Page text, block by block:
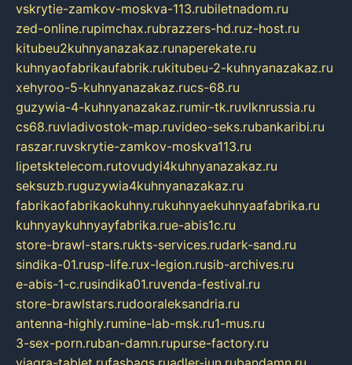
vskrytie-zamkov-moskva-113.rubiletnadom.ru
zed-online.rupimchax.rubrazzers-hd.ruz-host.ru
kitubeu2kuhnyanazakaz.runaperekate.ru
kuhnyaofabrikaufabrik.rukitubeu-2-kuhnyanazakaz.ru
xehyroo-5-kuhnyanazakaz.rucs-68.ru
guzywia-4-kuhnyanazakaz.rumir-tk.ruvlknrussia.ru
cs68.ruvladivostok-map.ruvideo-seks.rubankaribi.ru
raszar.ruvskrytie-zamkov-moskva113.ru
lipetsktelecom.rutovudyi4kuhnyanazakaz.ru
seksuzb.ruguzywia4kuhnyanazakaz.ru
fabrikaofabrikaokuhny.rukuhnyaekuhnyaafabrika.ru
kuhnyaykuhnyayfabrika.rue-abis1c.ru
store-brawl-stars.rukts-services.rudark-sand.ru
sindika-01.rusp-life.rux-legion.rusib-archives.ru
e-abis-1-c.rusindika01.ruvenda-festival.ru
store-brawlstars.rudooraleksandria.ru
antenna-highly.rumine-lab-msk.ru1-mus.ru
3-sex-porn.ruban-damn.rupurse-factory.ru